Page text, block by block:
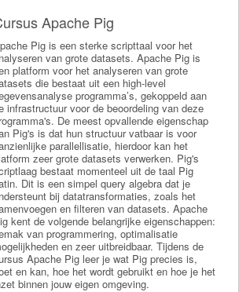
Redis
Kunstmatige intelligentie
Tableau
Deep Learning
Data Management
RapidMiner
Data Science
Artificial Intelligence
Splunk
Apache Pig
Pig is een sterke scripttaal voor het
van grote datasets. Apache Pig is
platform voor het analyseren van grote
die bestaat uit een high-level
programma’s, gekoppeld aan
infrastructuur voor de beoordeling van deze
De meest opvallende eigenschap
Pig's is dat hun structuur vatbaar is voor
parallellisatie, hierdoor kan het
zeer grote datasets verwerken. Pig's
bestaat momenteel uit de taal Pig
Dit is een simpel query algebra dat je
bij datatransformaties, zoals het
en filteren van datasets. Apache
kent de volgende belangrijke eigenschappen:
van programmering, optimalisatie
en zeer uitbreidbaar. Tijdens de
Apache Pig leer je wat Pig precies is,
en kan, hoe het wordt gebruikt en hoe je het
binnen jouw eigen omgeving.